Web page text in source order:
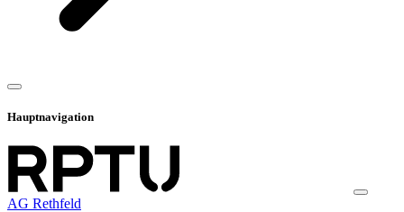
Hauptnavigation
AG Rethfeld